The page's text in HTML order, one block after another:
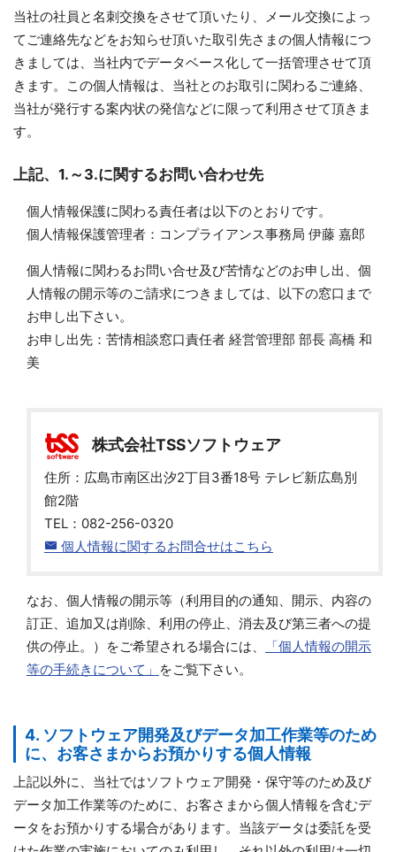
当社の社員と名刺交換をさせて頂いたり、メール交換によっ
てご連絡先などをお知らせ頂いた取引先さまの個人情報につ
きましては、当社内でデータベース化して一括管理させて頂
きます。この個人情報は、当社とのお取引に関わるご連絡、
当社が発行する案内状の発信などに限って利用させて頂きま
す。
上記、1.～3.に関するお問い合わせ先
個人情報保護に関わる責任者は以下のとおりです。
個人情報保護管理者：コンプライアンス事務局 伊藤 嘉郎
個人情報に関わるお問い合せ及び苦情などのお申し出、個
人情報の開示等のご請求につきましては、以下の窓口まで
お申し出下さい。
お申し出先：苦情相談窓口責任者 経営管理部 部長 高橋 和
美
株式会社TSSソフトウェア
住所：広島市南区出汐2丁目3番18号 テレビ新広島別
館2階
TEL：082-256-0320
個人情報に関するお問合せはこちら
なお、個人情報の開示等（利用目的の通知、開示、内容の
訂正、追加又は削除、利用の停止、消去及び第三者への提
供の停止。）をご希望される場合には、
「個人情報の開示
等の手続きについて」 をご覧下さい。
4. ソフトウェア開発及びデータ加工作業等のため
に、お客さまからお預かりする個人情報
上記以外に、当社ではソフトウェア開発・保守等のため及び
データ加工作業等のために、お客さまから個人情報を含むデ
ータをお預かりする場合があります。当該データは委託を受